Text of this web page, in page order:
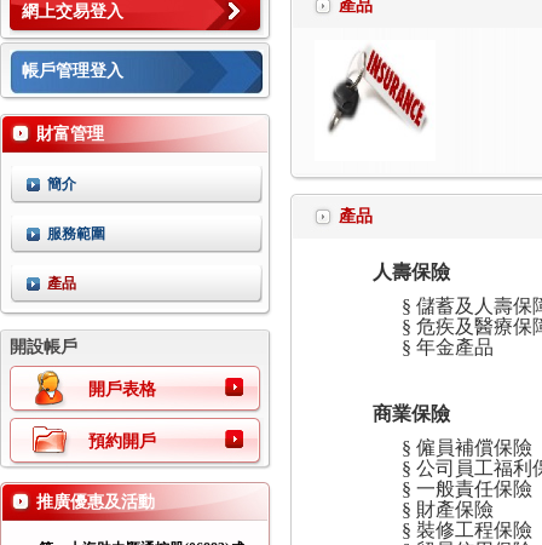
網上交易登入
帳戶管理登入
財富管理
簡介
服務範圍
產品
開設帳戶
開戶表格
預約開戶
推廣優惠及活動
產品
產品
人壽保險
§ 儲蓄及人壽保
§ 危疾及醫療保
§ 年金產品
商業保險
§ 僱員補償保險
§ 公司員工福利
§ 一般責任保險
§ 財產保險
§ 裝修工程保險